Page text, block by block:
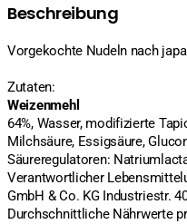
Beschreibung
Vorgekochte Nudeln nach
Zutaten:
Weizenmehl
64%, Wasser, modifizierte
Milchsäure, Essigsäure,
Säureregulatoren:
Verantwortlicher
GmbH & Co. KG Industriestr.
Durchschnittliche Nährwerte